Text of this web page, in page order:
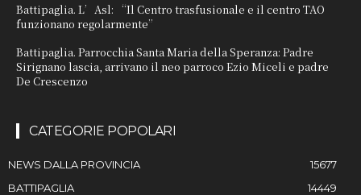
Battipaglia. L’Asl: “Il Centro trasfusionale e il centro TAO
funzionano regolarmente”
Battipaglia. Parrocchia Santa Maria della Speranza: Padre
Sirignano lascia, arrivano il neo parroco Ezio Miceli e padre
De Crescenzo
CATEGORIE POPOLARI
NEWS DALLA PROVINCIA
15677
BATTIPAGLIA
14449